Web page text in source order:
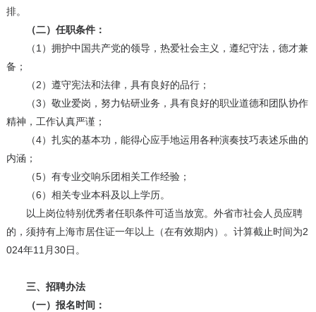
排。
（二）任职条件：
（1）拥护中国共产党的领导，热爱社会主义，遵纪守法，德才兼
备；
（2）遵守宪法和法律，具有良好的品行；
（3）敬业爱岗，努力钻研业务，具有良好的职业道德和团队协作
精神，工作认真严谨；
（4）扎实的基本功，能得心应手地运用各种演奏技巧表述乐曲的
内涵；
（5）有专业交响乐团相关工作经验；
（6）相关专业本科及以上学历。
以上岗位特别优秀者任职条件可适当放宽。外省市社会人员应聘
的，须持有上海市居住证一年以上（在有效期内）。计算截止时间为2
024年11月30日。
三、招聘办法
（一）报名时间：